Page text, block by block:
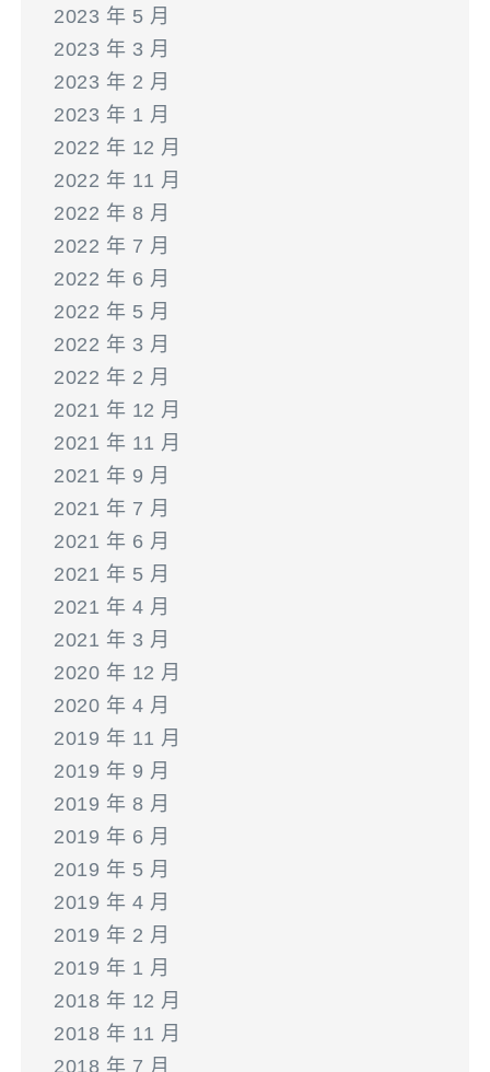
2023 年 5 月
2023 年 3 月
2023 年 2 月
2023 年 1 月
2022 年 12 月
2022 年 11 月
2022 年 8 月
2022 年 7 月
2022 年 6 月
2022 年 5 月
2022 年 3 月
2022 年 2 月
2021 年 12 月
2021 年 11 月
2021 年 9 月
2021 年 7 月
2021 年 6 月
2021 年 5 月
2021 年 4 月
2021 年 3 月
2020 年 12 月
2020 年 4 月
2019 年 11 月
2019 年 9 月
2019 年 8 月
2019 年 6 月
2019 年 5 月
2019 年 4 月
2019 年 2 月
2019 年 1 月
2018 年 12 月
2018 年 11 月
2018 年 7 月